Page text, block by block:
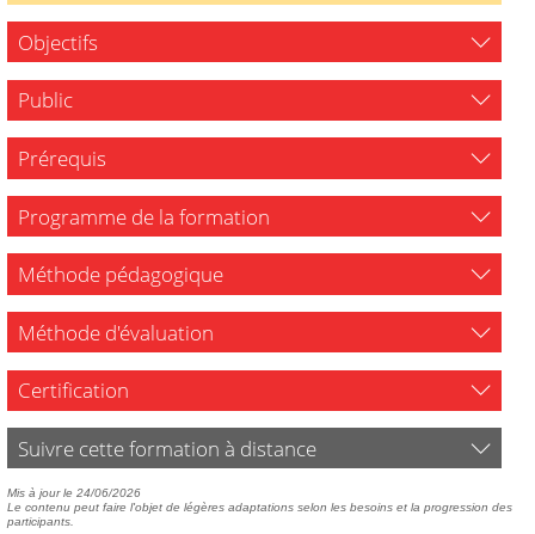
Objectifs
Public
Prérequis
Programme de la formation
Méthode pédagogique
Méthode d'évaluation
Certification
Suivre cette formation à distance
Mis à jour le 24/06/2026
Le contenu peut faire l'objet de légères adaptations selon les besoins et la progression des
participants.